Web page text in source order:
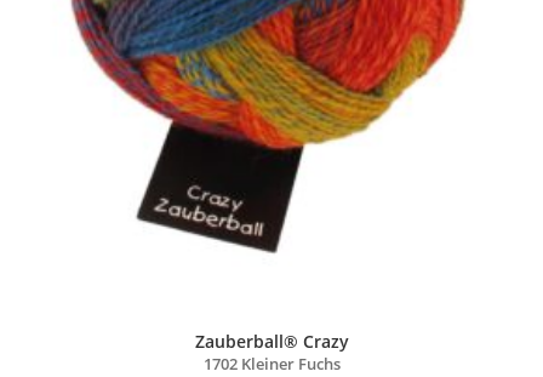
Zauberball® Crazy
1702 Kleiner Fuchs